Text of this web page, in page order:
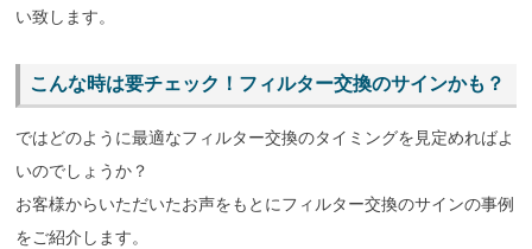
い致します。
こんな時は要チェック！フィルター交換のサインかも？
ではどのように最適なフィルター交換のタイミングを見定めればよ
いのでしょうか？
お客様からいただいたお声をもとにフィルター交換のサインの事例
をご紹介します。